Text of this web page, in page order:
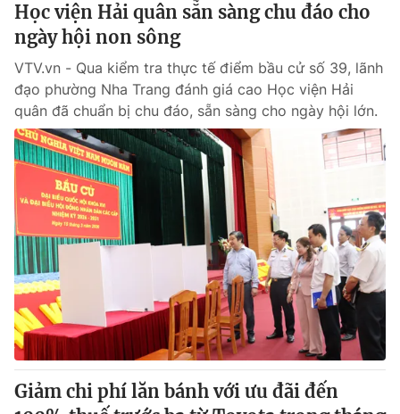
Học viện Hải quân sẵn sàng chu đáo cho
ngày hội non sông
VTV.vn - Qua kiểm tra thực tế điểm bầu cử số 39, lãnh
đạo phường Nha Trang đánh giá cao Học viện Hải
quân đã chuẩn bị chu đáo, sẵn sàng cho ngày hội lớn.
Giảm chi phí lăn bánh với ưu đãi đến